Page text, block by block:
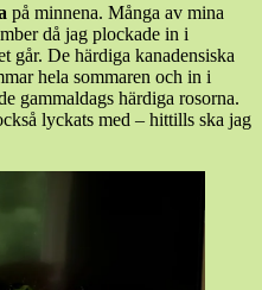
på minnena. Många av mina
då jag plockade in i
går. De härdiga kanadensiska
hela sommaren och in i
gammaldags härdiga rosorna.
lyckats med – hittills ska jag